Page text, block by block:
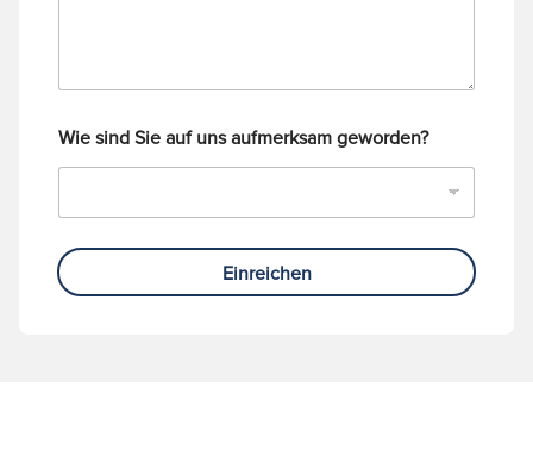
Wie sind Sie auf uns aufmerksam geworden?
Einreichen